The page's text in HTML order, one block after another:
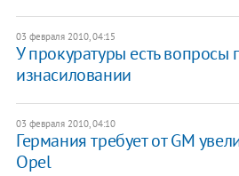
03 февраля 2010, 04:15
У прокуратуры есть вопросы
изнасиловании
03 февраля 2010, 04:10
Германия требует от GM
Opel